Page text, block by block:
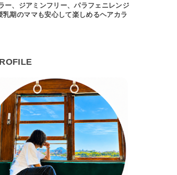
、ジアミンフリー、パラフェニレンジ
期のママも安心して楽しめるヘアカラ